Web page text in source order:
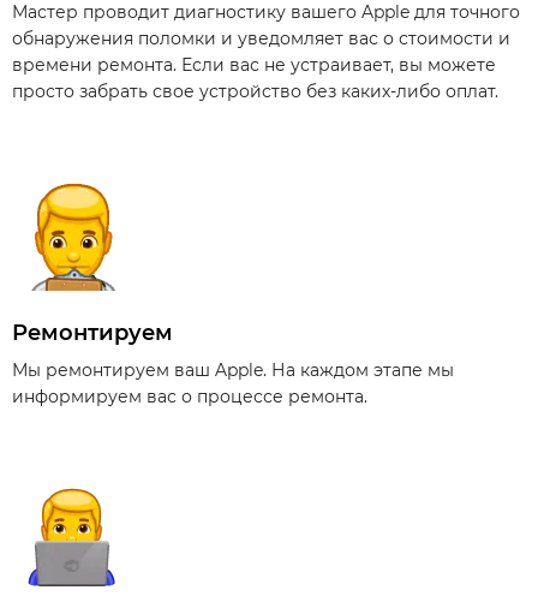
Мастер проводит диагностику вашего Apple для точного
обнаружения поломки и уведомляет вас о стоимости и
времени ремонта. Если вас не устраивает, вы можете
просто забрать свое устройство без каких-либо оплат.
Ремонтируем
Мы ремонтируем ваш Apple. На каждом этапе мы
информируем вас о процессе ремонта.